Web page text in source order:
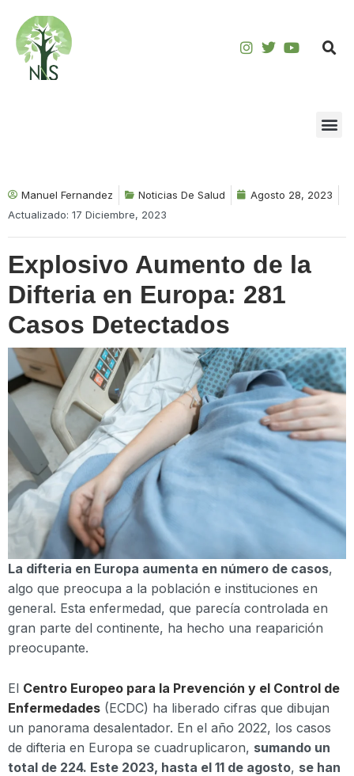
Saltar
contenido
Manuel Fernandez Noticias De Salud
Agosto 28, 2023
Actualizado: 17 Diciembre, 2023
Explosivo Aumento de la
Difteria en Europa: 281
Casos Detectados
La difteria en Europa aumenta en número de casos,
algo que preocupa a la población e instituciones en
general. Esta enfermedad, que parecía controlada en
gran parte del continente, ha hecho una reaparición
preocupante.
El Centro Europeo para la Prevención y el Control de
Enfermedades (ECDC) ha liberado cifras que dibujan
un panorama desalentador. En el año 2022, los casos
de difteria en Europa se cuadruplicaron, sumando un
total de 224. Este 2023, hasta el 11 de agosto, se han